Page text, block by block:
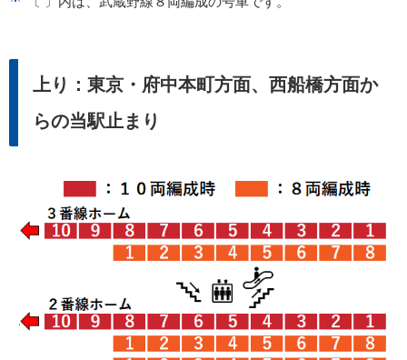
上り：東京・府中本町方面、西船橋方面か
らの当駅止まり